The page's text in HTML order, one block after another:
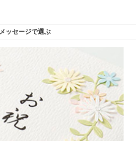
メッセージで選ぶ